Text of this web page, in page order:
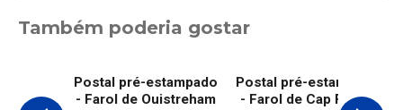
Também poderia gostar
Postal pré-estampado
- Farol de Ouistreham
Postal pré-estampado
- Farol de Cap Fréhel